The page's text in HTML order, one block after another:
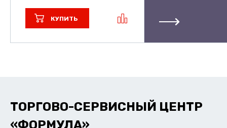
КУПИТЬ
ТОРГОВО-СЕРВИСНЫЙ ЦЕНТР